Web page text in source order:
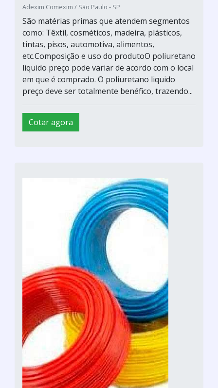
Adexim Comexim / São Paulo - SP
São matérias primas que atendem segmentos
como: Têxtil, cosméticos, madeira, plásticos,
tintas, pisos, automotiva, alimentos,
etc.Composição e uso do produtoO poliuretano
liquido preço pode variar de acordo com o local
em que é comprado. O poliuretano liquido
preço deve ser totalmente benéfico, trazendo...
Cotar agora